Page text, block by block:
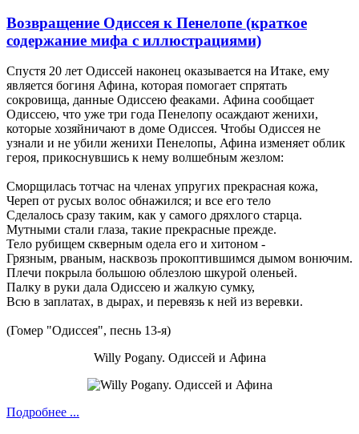
Возвращение Одиссея к Пенелопе (краткое
содержание мифа с иллюстрациями)
Спустя 20 лет Одиссей наконец оказывается на Итаке, ему
является богиня Афина, которая помогает спрятать
сокровища, данные Одиссею феаками. Афина сообщает
Одиссею, что уже три года Пенелопу осаждают женихи,
которые хозяйничают в доме Одиссея. Чтобы Одиссея не
узнали и не убили женихи Пенелопы, Афина изменяет облик
героя, прикоснувшись к нему волшебным жезлом:
Сморщилась тотчас на членах упругих прекрасная кожа,
Череп от русых волос обнажился; и все его тело
Сделалось сразу таким, как у самого дряхлого старца.
Мутными стали глаза, такие прекрасные прежде.
Тело рубищем скверным одела его и хитоном -
Грязным, рваным, насквозь прокоптившимся дымом вонючим.
Плечи покрыла большою облезлою шкурой оленьей.
Палку в руки дала Одиссею и жалкую сумку,
Всю в заплатах, в дырах, и перевязь к ней из веревки.
(Гомер "Одиссея", песнь 13-я)
Willy Pogany. Одиссей и Афина
Подробнее ...